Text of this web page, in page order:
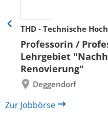
THD - Technische
Professorin /
Lehrgebiet
Renovierung"
Deggendorf
Eine
zurück
Zur Jobbörse